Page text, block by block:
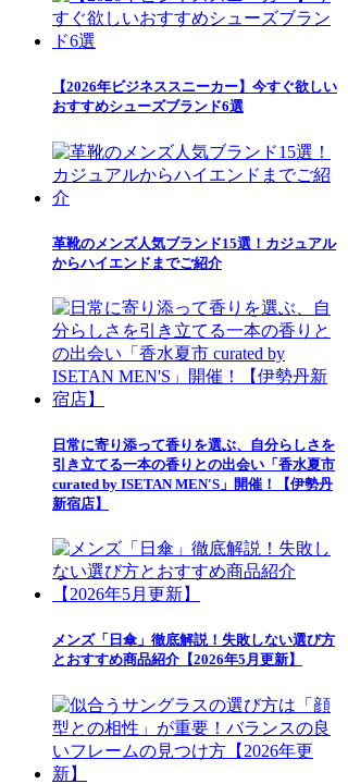
【2026年ビジネススニーカー】今すぐ欲しい
おすすめシューズブランド6選
革靴のメンズ人気ブランド15選！カジュアル
からハイエンドまでご紹介
日常に寄り添って香りを選ぶ、自分らしさを
引き立てる一本の香りとの出会い「香水夏市
curated by ISETAN MEN'S」開催！【伊勢丹
新宿店】
メンズ「日傘」徹底解説！失敗しない選び方
とおすすめ商品紹介【2026年5月更新】